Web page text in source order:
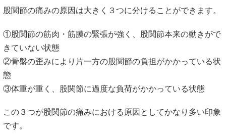
股関節の痛みの原因は大きく３つに分けることができます。
①股関節の筋肉・筋膜の緊張が強く、股関節本来の動きがで
きていない状態
②骨盤の歪みにより片一方の股関節の負担がかかっている状
態
③体重が重く、股関節に過度な負荷がかかっている状態
この３つが股関節の痛みにおける原因としてかなり多い印象
です。